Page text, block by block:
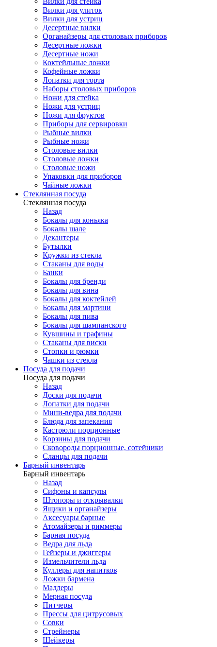
Вилки для улиток
Вилки для устриц
Десертные вилки
Органайзеры для столовых приборов
Десертные ложки
Десертные ножи
Коктейльные ложки
Кофейные ложки
Лопатки для торта
Наборы столовых приборов
Ножи для стейка
Ножи для устриц
Ножи для фруктов
Приборы для сервировки
Рыбные вилки
Рыбные ножи
Столовые вилки
Столовые ложки
Столовые ножи
Упаковки для приборов
Чайные ложки
Стеклянная посуда
Стеклянная посуда
Назад
Бокалы для коньяка
Бокалы шале
Декантеры
Бутылки
Кружки из стекла
Стаканы для воды
Банки
Бокалы для бренди
Бокалы для вина
Бокалы для коктейлей
Бокалы для мартини
Бокалы для пива
Бокалы для шампанского
Кувшины и графины
Стаканы для виски
Стопки и рюмки
Чашки из стекла
Посуда для подачи
Посуда для подачи
Назад
Доски для подачи
Лопатки для подачи
Мини-ведра для подачи
Блюда для запекания
Кастрюли порционные
Корзины для подачи
Сковороды порционные, сотейники
Сланцы для подачи
Барный инвентарь
Барный инвентарь
Назад
Сифоны и капсулы
Штопоры и открывалки
Ящики и органайзеры
Аксесуары барные
Атомайзеры и риммеры
Барная посуда
Ведра для льда
Гейзеры и джиггеры
Измельчители льда
Куллеры для напитков
Ложки бармена
Мадлеры
Мерная посуда
Питчеры
Прессы для цитрусовых
Совки
Стрейнеры
Шейкеры